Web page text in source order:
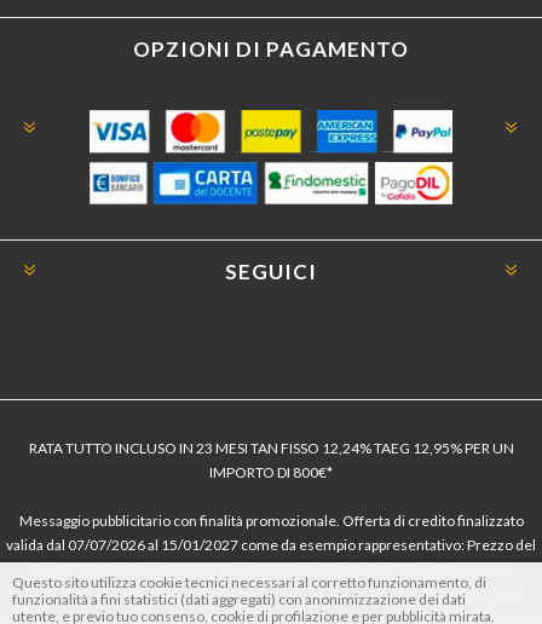
OPZIONI DI PAGAMENTO
SEGUICI
RATA TUTTO INCLUSO IN 23 MESI TAN FISSO 12,24% TAEG 12,95% PER UN
IMPORTO DI 800€*
Messaggio pubblicitario con finalità promozionale. Offerta di credito finalizzato
valida dal 07/07/2026 al 15/01/2027 come da esempio rappresentativo: Prezzo del
dell’offerta azzerati. Importo totale del credito € 800. Importo totale dovuto dal
Consumatore € 920. Decorrenza media della prima rata a 90 giorni. Al fine di gestire
Questo sito utilizza cookie tecnici necessari al corretto funzionamento, di
funzionalità a fini statistici (dati aggregati) con anonimizzazione dei dati
utente, e previo tuo consenso, cookie di profilazione e per pubblicità mirata.